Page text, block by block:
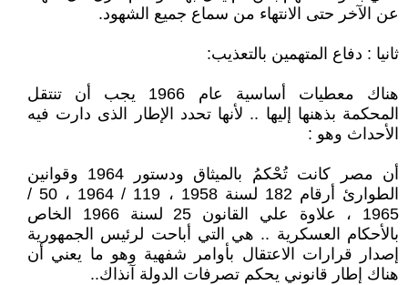
عن الآخر حتى الانتهاء من سماع جميع الشهود.
ثانيا : دفاع المتهمين بالتعذيب:
هناك معطيات أساسية عام 1966 يجب أن تنتقل
المحكمة بذهنها إليها .. لأنها تحدد الإطار الذى دارت فيه
الأحداث وهو :
أن مصر كانت تُحْكمُ بالميثاق ودستور 1964 وقوانين
الطوارئ أرقام 182 لسنة 1958 ، 119 / 1964 ، 50 /
1965 ، علاوة علي القانون 25 لسنة 1966 الخاص
بالأحكام العسكرية .. هي التي أباحت لرئيس الجمهورية
إصدار قرارات الاعتقال بأوامر شفهية وهو ما يعني أن
هناك إطار قانوني يحكم تصرفات الدولة آنذاك..